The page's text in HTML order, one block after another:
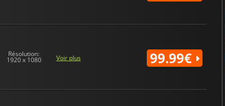
Résolution:
1920 x 1080 Voir plus 99.99€